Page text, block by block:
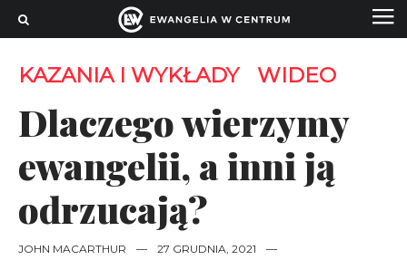
KAZANIA I WYKŁADY WIDEO
Dlaczego wierzymy
ewangelii, a inni ją
odrzucają?
JOHN MACARTHUR — 27 GRUDNIA, 2021
—